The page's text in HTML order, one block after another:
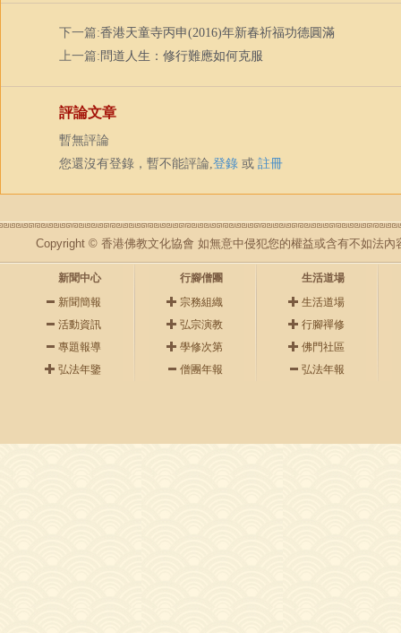
下一篇:香港天童寺丙申(2016)年新春祈福功德圓滿
上一篇: 問道人生：修行難應如何克服
評論文章
暫無評論
您還沒有登錄，暫不能評論,登錄 或 註冊
Copyright © 香港佛教文化協會 如無意中侵犯您的權益或含有不如法內
新聞中心
新聞簡報
活動資訊
專題報導
弘法年鑒
行腳僧團
宗務組織
弘宗演教
學修次第
僧團年報
生活道場
生活道場
行腳禪修
佛門社區
弘法年報